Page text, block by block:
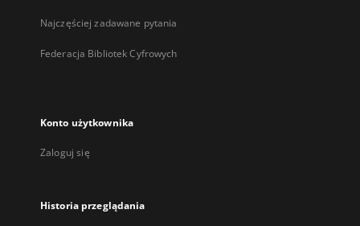
Najczęściej zadawane pytania
Federacja Bibliotek Cyfrowych
Konto użytkownika
Zaloguj się
Historia przeglądania